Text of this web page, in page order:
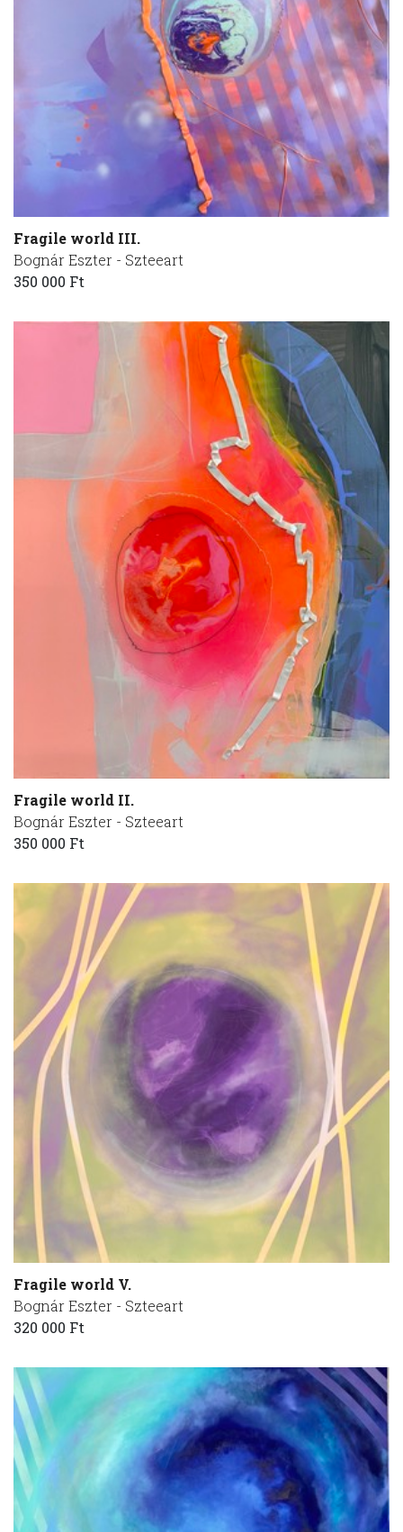
Fragile world III.
Bognár Eszter - Szteeart
350 000 Ft
Fragile world II.
Bognár Eszter - Szteeart
350 000 Ft
Fragile world V.
Bognár Eszter - Szteeart
320 000 Ft